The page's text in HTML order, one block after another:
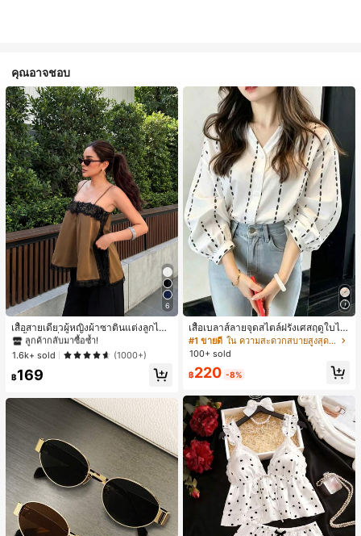
คุณอาจชอบ
6
เสื้อสายเดี่ยวผู้หญิงผ้าซาตินแต่งลูกไม้
- เสื้อสายเดี่ยวฤดูร้อนสีคากีมีรอยผ่าด้า
นข้างที่น่าดึงดูดแบบสบายๆ
#1 ขายดี
ใน สีกากี เสื้อสตรี เสื้อเบลาส์ & Tee
ลูกค้ากลับมาซื้อซ้ำ!
#1 ขายดี
ลูกค้ากลับมาซื้อซ้ำ!
#1 ขายดี
ลูกค้ากลับมาซื้อซ้ำ!
#1 ขายดี
ใน สีกากี เสื้อสตรี เสื้อเบลาส์ & Tee
ลูกค้ากลับมาซื้อซ้ำ!
1.6k+ sold (1000+)
฿169
เสื้อเบลาส์ลายจุดสไตล์ฝรั่งเศสฤดูใบไม้
ร่วง, ทรงเข้ารูป, แขนยาวคอวี, สไตล์ให
ม่ฤดูใบไม้ผลิ, ป้องกันแสงแดด, ใส่ไป
#1 ขายดี
ใน ความสะดวกสบายสูงสุด เสื้อสตรี เสื้อเบลาส์ & Tee
100+ sold
฿220 -8%